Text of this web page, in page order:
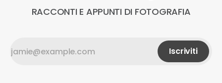
RACCONTI E APPUNTI DI FOTOGRAFIA
Iscriviti